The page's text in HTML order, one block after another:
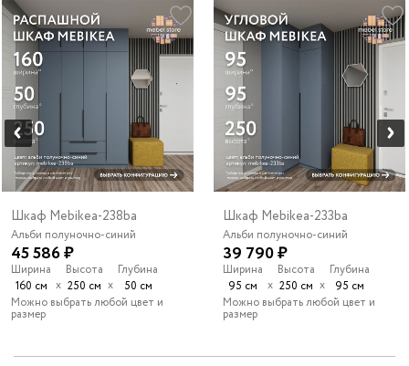
Шкаф Mebikea-238ba
Альби полуночно-синий
45 586 ₽
Ширина
160 см х
Высота
250 см х
Глубина
50 см
Можно выбрать любой цвет и
размер
Шкаф Mebikea-233ba
Альби полуночно-синий
39 790 ₽
Ширина
95 см
х
Высота
250 см х
Глубина
95 см
Можно выбрать любой цвет и
размер